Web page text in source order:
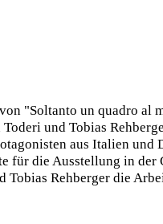
"Soltanto un quadro al
und Tobias
aus Italien und
für die Ausstellung in
Tobias Rehberger die